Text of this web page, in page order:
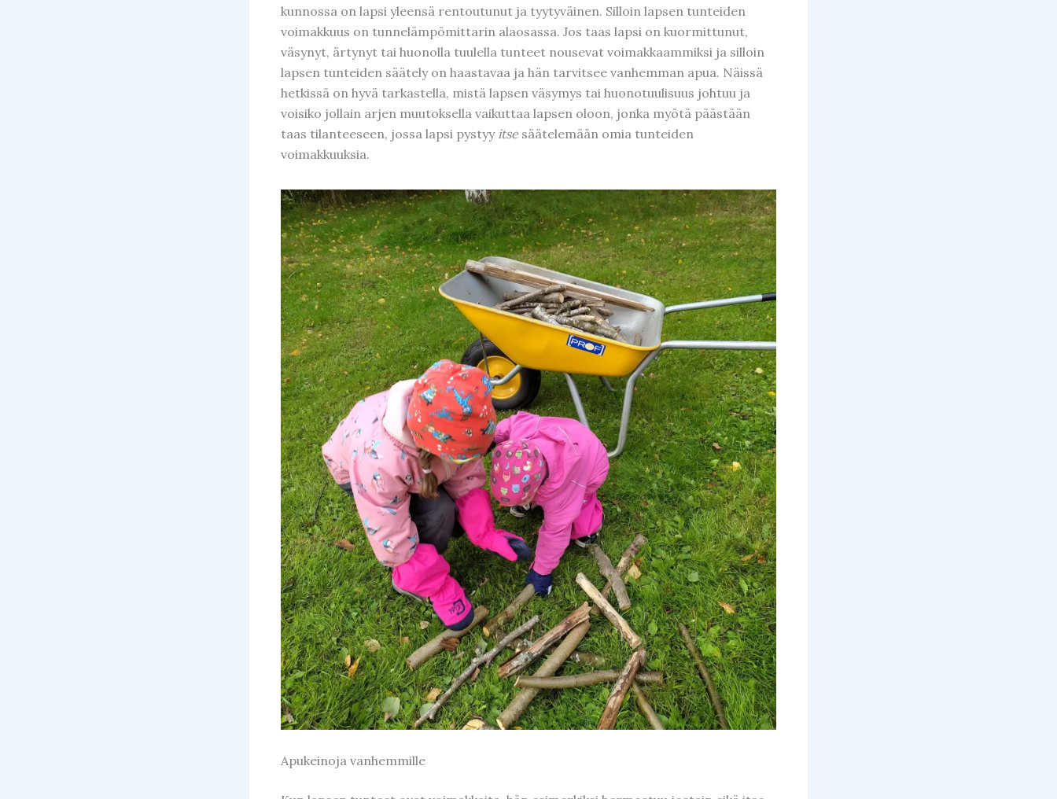
kunnossa on lapsi yleensä rentoutunut ja tyytyväinen. Silloin lapsen tunteiden
voimakkuus on tunnelämpömittarin alaosassa. Jos taas lapsi on kuormittunut,
väsynyt, ärtynyt tai huonolla tuulella tunteet nousevat voimakkaammiksi ja silloin
lapsen tunteiden säätely on haastavaa ja hän tarvitsee vanhemman apua. Näissä
hetkissä on hyvä tarkastella, mistä lapsen väsymys tai huonotuulisuus johtuu ja
voisiko jollain arjen muutoksella vaikuttaa lapsen oloon, jonka myötä päästään
taas tilanteeseen, jossa lapsi pystyy itsesäätelemään omia tunteiden
voimakkuuksia.
Apukeinoja vanhemmille